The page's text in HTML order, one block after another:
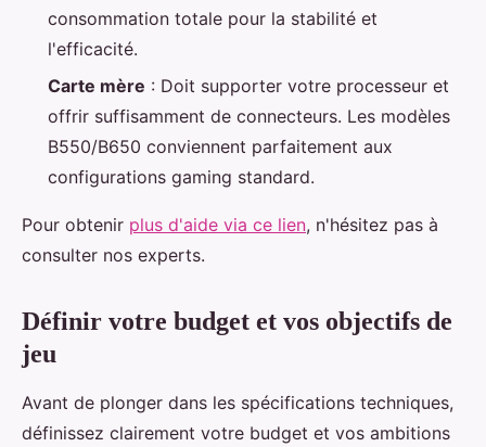
consommation totale pour la stabilité et
l'efficacité.
Carte mère : Doit supporter votre processeur et
offrir suffisamment de connecteurs. Les modèles
B550/B650 conviennent parfaitement aux
configurations gaming standard.
Pour obtenir plus d'aide via ce lien, n'hésitez pas à
consulter nos experts.
Définir votre budget et vos objectifs de
jeu
Avant de plonger dans les spécifications techniques,
définissez clairement votre budget et vos ambitions